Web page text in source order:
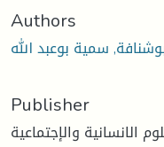
Authors
سمية بوعبد الله
Publisher
الانسانية والإجتماعية